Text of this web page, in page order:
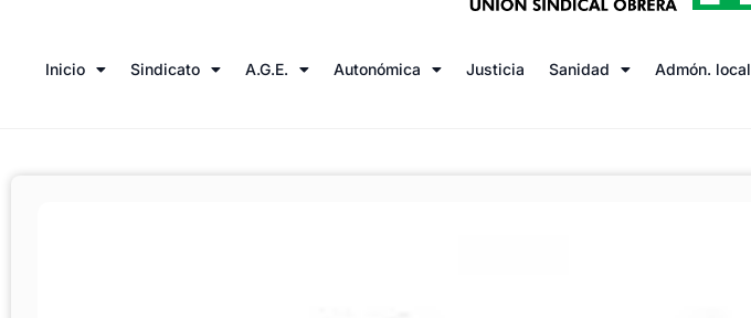
Inicio Sindicato A.G.E. Autonómica Justicia Sanidad Admón. local